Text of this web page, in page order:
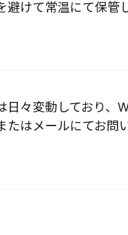
けて常温にて保管
々変動しており、
たはメールにてお問